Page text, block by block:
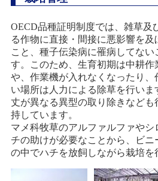
OECD品種証明制度では、雑草及
る作物に直接・間接に悪影響を
こと、種子伝染病に罹病してない
す。このため、生育初期は中耕
や、作業機が入れなくなったり、
い場所は人力による除草を行い
丈が異なる異型の取り除きなども
持しています。
マメ科牧草のアルファルファや
チの助けが必要なことから、ビニ
の中でハチを放飼しながら栽培を